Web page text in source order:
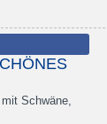
Schwäne,